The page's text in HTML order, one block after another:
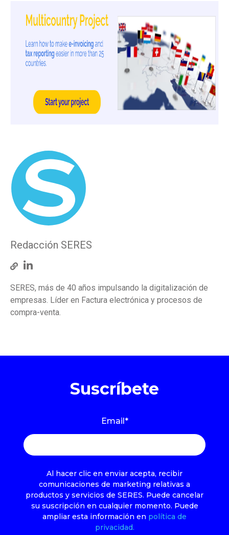
Redacción SERES
SERES, más de 40 años impulsando la digitalización de
empresas. Líder en Factura electrónica y procesos de
compra-venta.
Suscríbete
Email*
Al hacer clic en enviar acepta, recibir
comunicaciones de marketing relativas a
productos y servicios de SERES. Puede cancelar
su suscripción en cualquier momento. Puede
ampliar esta información en política de
privacidad.